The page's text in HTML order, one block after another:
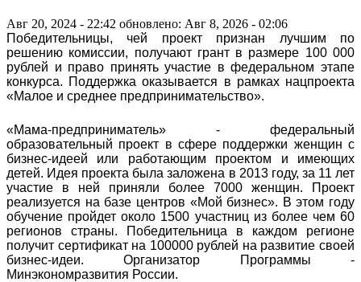
Авг 20, 2024 - 22:42 обновлено: Авг 8, 2026 - 02:06
Победительницы, чей проект признан лучшим по
решению комиссии, получают грант в размере 100 000
рублей и право принять участие в федеральном этапе
конкурса. Поддержка оказывается в рамках нацпроекта
«Малое и среднее предпринимательство».
«Мама-предприниматель» - федеральный
образовательный проект в сфере поддержки женщин с
бизнес-идеей или работающим проектом и имеющих
детей. Идея проекта была заложена в 2013 году, за 11 лет
участие в ней приняли более 7000 женщин. Проект
реализуется на базе центров «Мой бизнес». В этом году
обучение пройдет около 1500 участниц из более чем 60
регионов страны. Победительница в каждом регионе
получит сертификат на 100000 рублей на развитие своей
бизнес-идеи. Организатор Программы -
Минэкономразвития России.